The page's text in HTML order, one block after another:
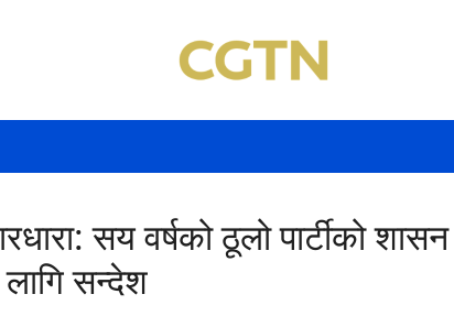
सय वर्षको ठूलो पार्टीको शासन
लागि सन्देश